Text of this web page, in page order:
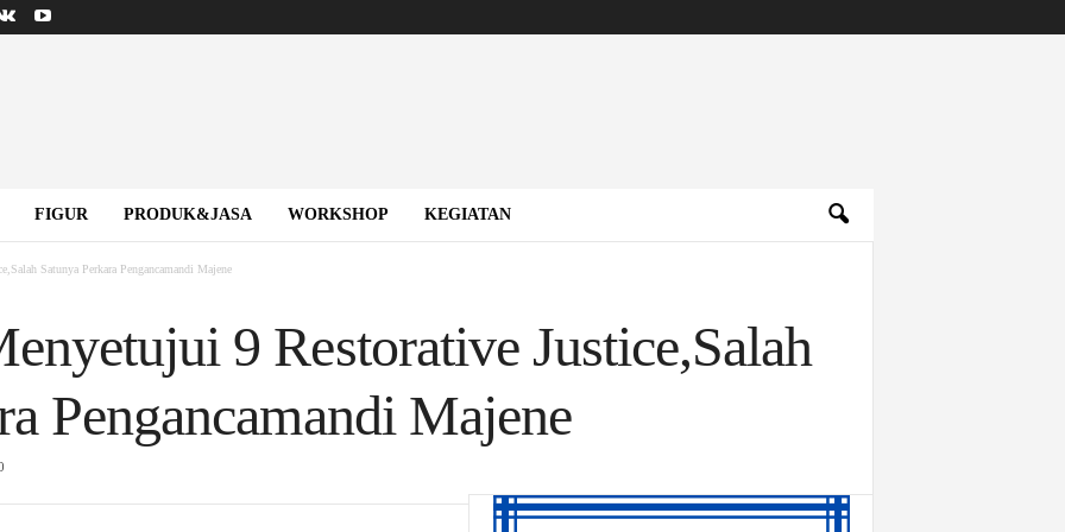
FIGUR PRODUK&JASA WORKSHOP KEGIATAN
Satunya Perkara Pengancamandi Majene
9 Restorative Justice,Salah
Pengancamandi Majene